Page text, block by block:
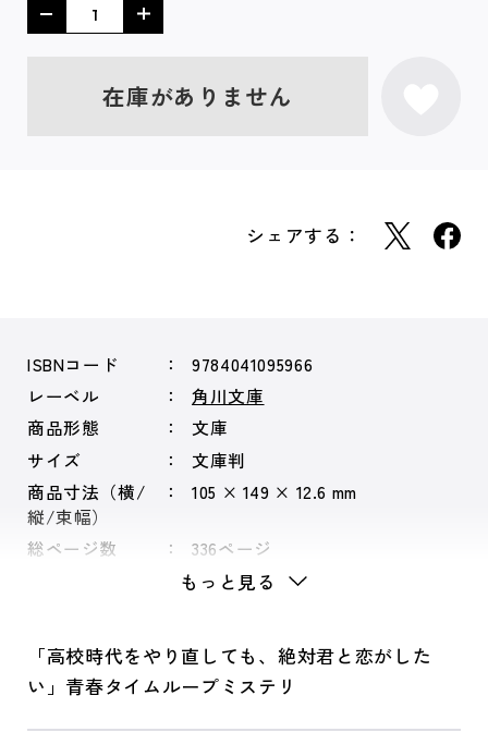
在庫がありません
シェアする：
ISBNコード
9784041095966
レーベル
角川文庫
商品形態
文庫
サイズ
文庫判
商品寸法（横/
縦/束幅）
105 × 149 × 12.6 mm
総ページ数 336ページ
もっと見る
「高校時代をやり直しても、絶対君と恋がした
い」青春タイムループミステリ